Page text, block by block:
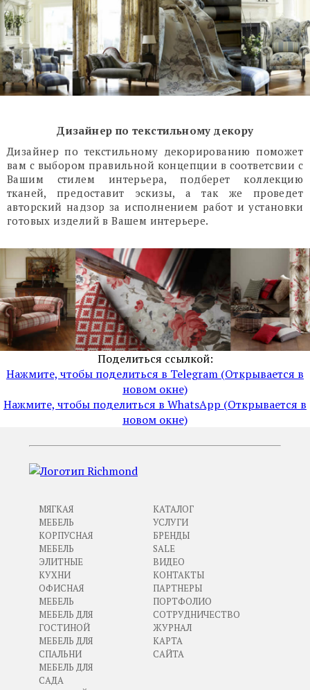
Дизайнер по текстильному декору
Дизайнер по текстильному декорированию поможет
вам с выбором правильной концепции в соответсвии с
Вашим стилем интерьера, подберет коллекцию
тканей, предоставит эскизы, а так же проведет
авторский надзор за исполнением работ и установки
готовых изделий в Вашем интерьере.
Поделиться ссылкой:
Нажмите, чтобы поделиться в Telegram (Открывается в
новом окне)
Нажмите, чтобы поделиться в WhatsApp (Открывается в
новом окне)
МЯГКАЯ
МЕБЕЛЬ
КОРПУСНАЯ
МЕБЕЛЬ
ЭЛИТНЫЕ
КУХНИ
ОФИСНАЯ
МЕБЕЛЬ
МЕБЕЛЬ ДЛЯ
ГОСТИНОЙ
МЕБЕЛЬ ДЛЯ
СПАЛЬНИ
МЕБЕЛЬ ДЛЯ
САДА
КАТАЛОГ
УСЛУГИ
БРЕНДЫ
SALE
ВИДЕО
КОНТАКТЫ
ПАРТНЕРЫ
ПОРТФОЛИО
СОТРУДНИЧЕСТВО
ЖУРНАЛ
КАРТА
САЙТА